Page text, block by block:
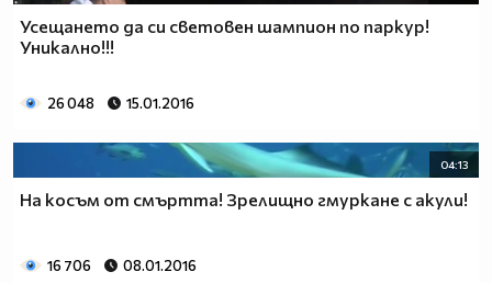
Усещането да си световен шампион по паркур!
Уникално!!!
26 048 15.01.2016
04:13
На косъм от смъртта! Зрелищно гмуркане с акули!
16 706 08.01.2016